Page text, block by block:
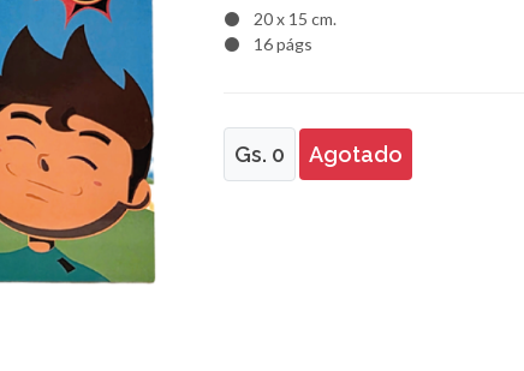
20 x 15 cm.
16 págs
Gs. 0 Agotado